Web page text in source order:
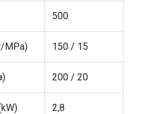
500
MPa) 150 / 15
200 / 20
2,8